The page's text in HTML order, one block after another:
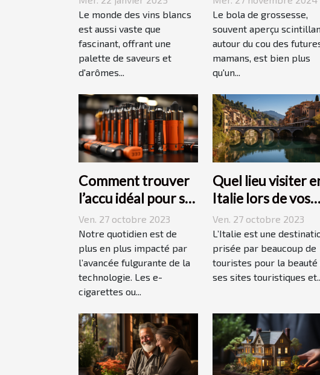
vignobles
renommés
Le monde des vins blancs
est aussi vaste que
fascinant, offrant une
palette de saveurs et
d'arômes...
grossesse
Le bola de grossesse,
souvent aperçu
autour du cou des
mamans, est bien plus
qu'un...
Comment trouver
l’accu idéal pour sa
e-cigarette ?
Ven. 27 octobre 2023
Notre quotidien est de
plus en plus impacté par
l’avancée fulgurante de la
technologie. Les e-
cigarettes ou...
Quel lieu visiter
Italie lors de vos
vacances ?
Ven. 27 octobre 2023
L’Italie est une
prisée par beaucoup de
touristes pour la beauté
ses sites touristiques